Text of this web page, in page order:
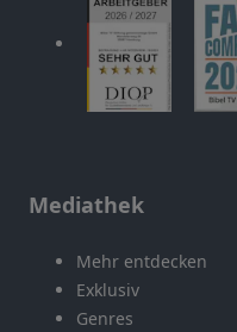
Mediathek
Mehr entdecken
Exklusiv
Genres